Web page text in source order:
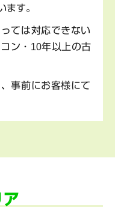
ます。
ては対応できない
ン・10年以上の古
事前にお客様にて